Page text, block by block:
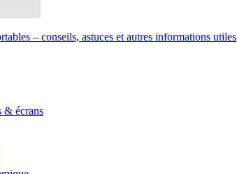
– conseils, astuces et autres informations utiles
& écrans